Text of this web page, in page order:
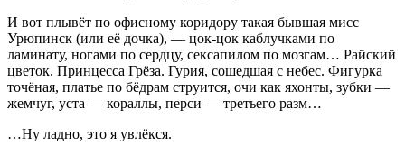
И вот плывёт по офисному коридору такая бывшая мисс
Урюпинск (или её дочка), — цок-цок каблучками по
ламинату, ногами по сердцу, сексапилом по мозгам… Райский
цветок. Принцесса Грёза. Гурия, сошедшая с небес. Фигурка
точёная, платье по бёдрам струится, очи как яхонты, зубки —
жемчуг, уста — кораллы, перси — третьего разм…
…Ну ладно, это я увлёкся.